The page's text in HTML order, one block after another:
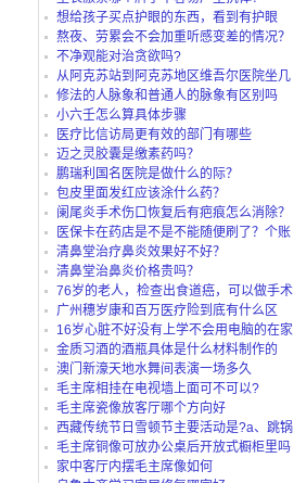
想给孩子买点护眼的东西，看到有护眼
仪、护眼灯、还
熬夜、劳累会不会加重听感变差的情况？
不净观能对治贪欲吗?
从阿克苏站到阿克苏地区维吾尔医院坐几
路公交
修法的人脉象和普通人的脉象有区别吗
小六壬怎么算具体步骤
医疗比信访局更有效的部门有哪些
迈之灵胶囊是缴素药吗？
鹏瑞利国名医院是做什么的际？
包皮里面发红应该涂什么药？
阑尾炎手术伤口恢复后有疤痕怎么消除？
医保卡在药店是不是不能随便刷了？个账
“白名单”是
清鼻堂治疗鼻炎效果好不好？
清鼻堂治鼻炎价格贵吗？
76岁的老人，检查出食道癌，可以做手术
吗？广州穗岁康和百万医疗险到底有什么区
别？有了穗岁还
16岁心脏不好没有上学不会用电脑的在家
里可以上什么
金质习酒的酒瓶具体是什么材料制作的
澳门新濠天地水舞间表演一场多久
毛主席相挂在电视墙上面可不可以?
毛主席瓷像放客厅哪个方向好
西藏传统节日雪顿节主要活动是?a、跳锅
庄b、藏马c、
毛主席铜像可放办公桌后开放式橱柜里吗
家中客厅内摆毛主席像如何